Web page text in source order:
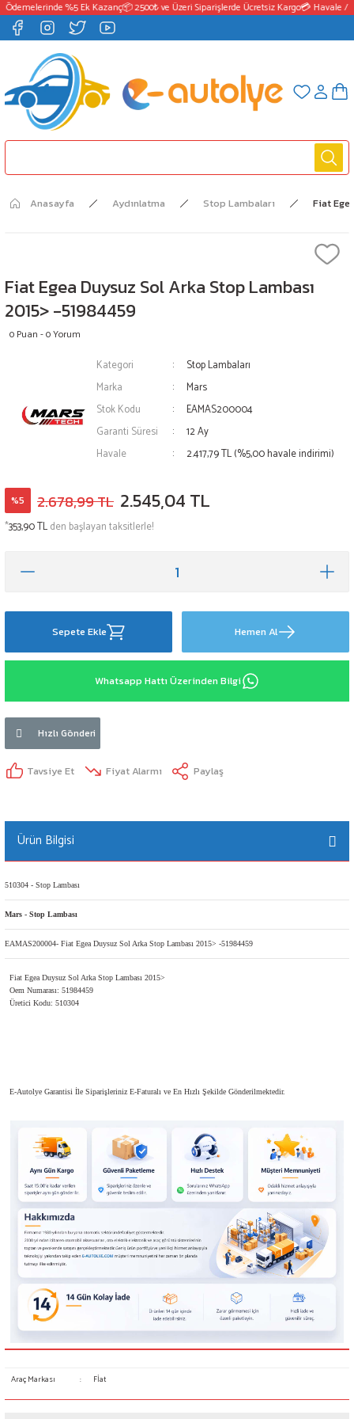
%5 Ek Kazanç📦 2500₺ ve Üzeri Siparişlerde Ücretsiz Kargo💳 Havale /
Anasayfa Aydınlatma Stop Lambaları Fiat
Fiat Egea Duysuz Sol Arka Stop Lambası
2015> -51984459
0 Puan - 0 Yorum
Kategori
Stop Lambaları
Marka
Mars
Stok Kodu
EAMAS200004
Garanti Süresi
12 Ay
Havale
2.417,79 TL (%5,00 havale indirimi)
%5 2.678,99 TL 2.545,04 TL
*353,90 TLden başlayan taksitlerle!
Sepete Ekle Hemen Al
Whatsapp Hattı Üzerinden Bilgi
Hızlı Gönderi
Tavsiye Et Fiyat Alarmı Paylaş
Ürün Bilgisi
510304 - Stop Lambası
Mars - Stop Lambası
EAMAS200004- Fiat Egea Duysuz Sol Arka Stop Lambası 2015> -51984459
Fiat Egea Duysuz Sol Arka Stop Lambası 2015>
Oem Numarası: 51984459
Üretici Kodu: 510304
E-Autolye Garantisi İle Siparişleriniz E-Faturalı ve En Hızlı Şekilde Gönderilmektedir.
Araç Markası : Fİat